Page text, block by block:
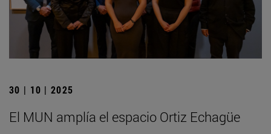
30 | 10 | 2025
El MUN amplía el espacio Ortiz Echagüe